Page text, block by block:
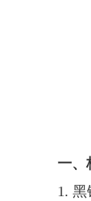
一、
1.